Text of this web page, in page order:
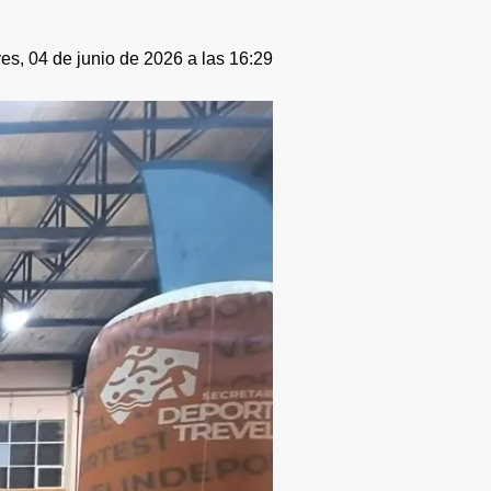
04 de junio de 2026 a las 16:29